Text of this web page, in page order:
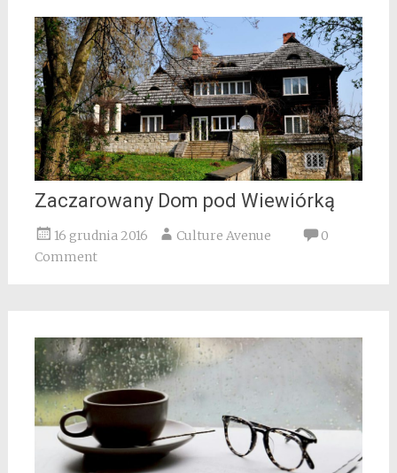
Zaczarowany Dom pod Wiewiórką
16 grudnia 2016 Culture Avenue
0
Comment